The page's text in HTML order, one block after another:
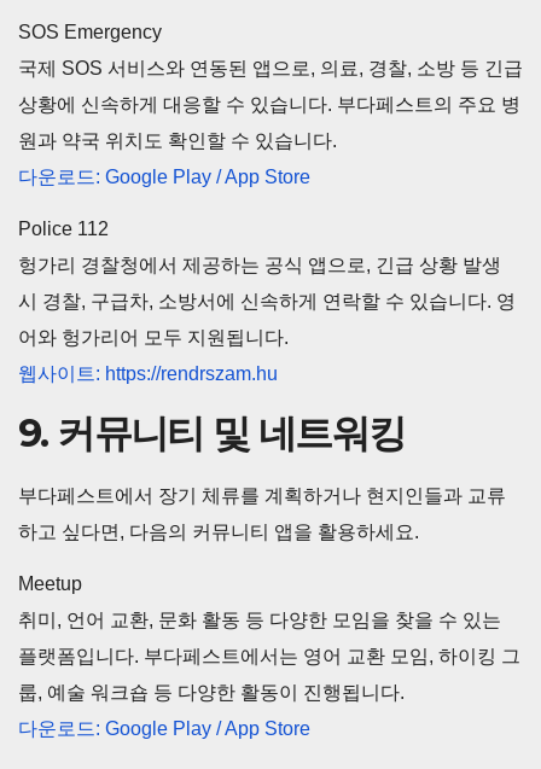
SOS Emergency
국제 SOS 서비스와 연동된 앱으로, 의료, 경찰, 소방 등 긴급
상황에 신속하게 대응할 수 있습니다. 부다페스트의 주요 병
원과 약국 위치도 확인할 수 있습니다.
다운로드: Google Play / App Store
Police 112
헝가리 경찰청에서 제공하는 공식 앱으로, 긴급 상황 발생
시 경찰, 구급차, 소방서에 신속하게 연락할 수 있습니다. 영
어와 헝가리어 모두 지원됩니다.
웹사이트: https://rendrszam.hu
9. 커뮤니티 및 네트워킹
부다페스트에서 장기 체류를 계획하거나 현지인들과 교류
하고 싶다면, 다음의 커뮤니티 앱을 활용하세요.
Meetup
취미, 언어 교환, 문화 활동 등 다양한 모임을 찾을 수 있는
플랫폼입니다. 부다페스트에서는 영어 교환 모임, 하이킹 그
룹, 예술 워크숍 등 다양한 활동이 진행됩니다.
다운로드: Google Play / App Store